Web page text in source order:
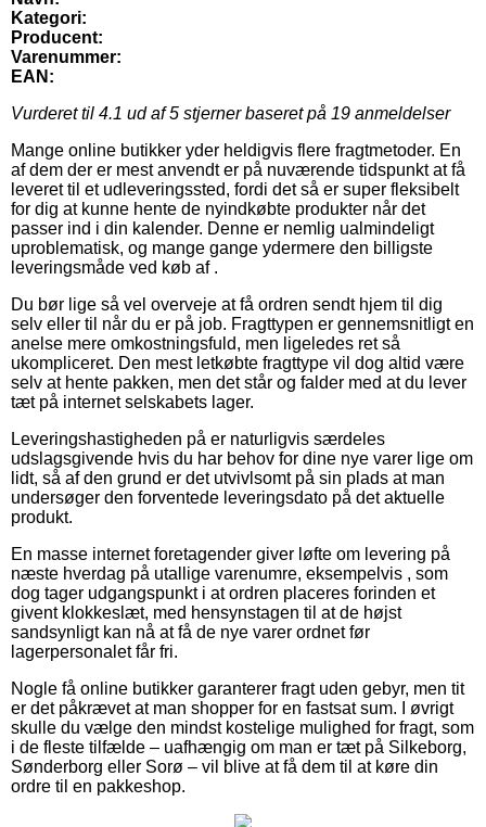
Kategori:
Producent:
Varenummer:
EAN:
Vurderet til 4.1 ud af 5 stjerner baseret på 19 anmeldelser
Mange online butikker yder heldigvis flere fragtmetoder. En
af dem der er mest anvendt er på nuværende tidspunkt at få
leveret til et udleveringssted, fordi det så er super fleksibelt
for dig at kunne hente de nyindkøbte produkter når det
passer ind i din kalender. Denne er nemlig ualmindeligt
uproblematisk, og mange gange ydermere den billigste
leveringsmåde ved køb af .
Du bør lige så vel overveje at få ordren sendt hjem til dig
selv eller til når du er på job. Fragttypen er gennemsnitligt en
anelse mere omkostningsfuld, men ligeledes ret så
ukompliceret. Den mest letkøbte fragttype vil dog altid være
selv at hente pakken, men det står og falder med at du lever
tæt på internet selskabets lager.
Leveringshastigheden på er naturligvis særdeles
udslagsgivende hvis du har behov for dine nye varer lige om
lidt, så af den grund er det utvivlsomt på sin plads at man
undersøger den forventede leveringsdato på det aktuelle
produkt.
En masse internet foretagender giver løfte om levering på
næste hverdag på utallige varenumre, eksempelvis , som
dog tager udgangspunkt i at ordren placeres forinden et
givent klokkeslæt, med hensynstagen til at de højst
sandsynligt kan nå at få de nye varer ordnet før
lagerpersonalet får fri.
Nogle få online butikker garanterer fragt uden gebyr, men tit
er det påkrævet at man shopper for en fastsat sum. I øvrigt
skulle du vælge den mindst kostelige mulighed for fragt, som
i de fleste tilfælde – uafhængig om man er tæt på Silkeborg,
Sønderborg eller Sorø – vil blive at få dem til at køre din
ordre til en pakkeshop.